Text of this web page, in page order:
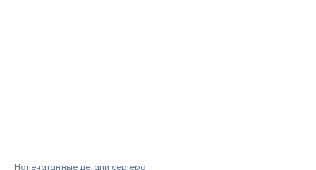
Напечатанные детали сертера